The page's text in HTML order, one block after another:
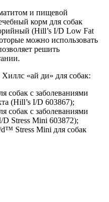
и пищевой
корм для собак
(Hill’s I/D Low Fat
можно использовать
решить
«ай ди» для собак:
собак с заболеваниями
(Hill’s I/D 603867);
собак с заболеваниями
Stress Mini 603872);
Stress Mini для собак